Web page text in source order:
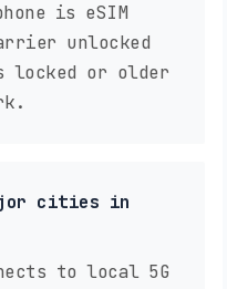
is eSIM
unlocked
locked or older
cities in
to local 5G